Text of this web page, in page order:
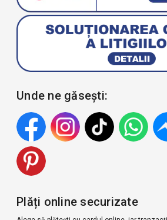
Unde ne găsești:
Plăți online securizate